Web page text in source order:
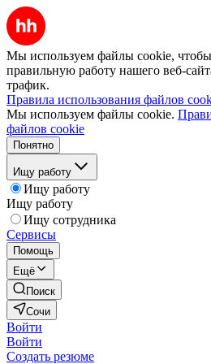
Мы используем файлы cookie, чтобы
правильную работу нашего веб-
трафик.
Правила использования файлов
Мы используем файлы cookie.
файлов cookie
Понятно
Ищу работу
Ищу работу
Ищу работу
Ищу сотрудника
Сервисы
Помощь
Ещё
Поиск
Сочи
Войти
Войти
Создать резюме